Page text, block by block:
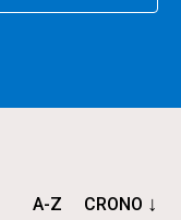
A-Z CRONO